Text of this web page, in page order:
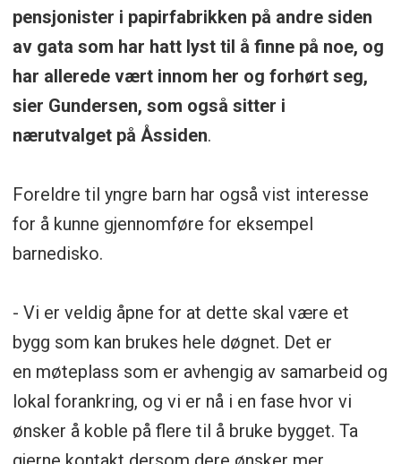
pensjonister i papirfabrikken på andre siden
av gata som har hatt lyst til å finne på noe, og
har allerede vært innom her og forhørt seg,
sier Gundersen, som også sitter i
nærutvalget på Åssiden.
Foreldre til yngre barn har også vist interesse
for å kunne gjennomføre for eksempel
barnedisko.
- Vi er veldig åpne for at dette skal være et
bygg som kan brukes hele døgnet. Det er
en møteplass som er avhengig av samarbeid og
lokal forankring, og vi er nå i en fase hvor vi
ønsker å koble på flere til å bruke bygget. Ta